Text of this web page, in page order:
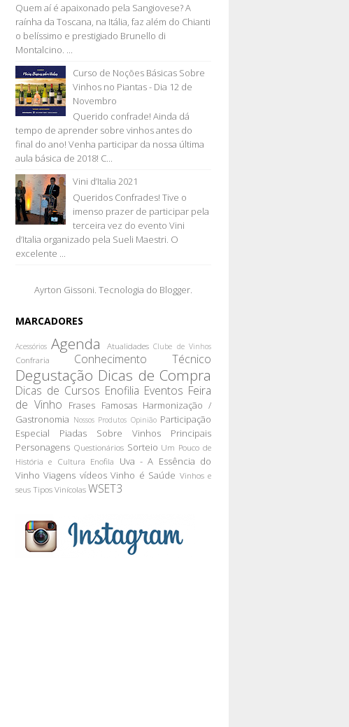
Quem aí é apaixonado pela Sangiovese? A
raínha da Toscana, na Itália, faz além do Chianti
o belíssimo e prestigiado Brunello di
Montalcino. ...
Curso de Noções Básicas Sobre
Vinhos no Piantas - Dia 12 de
Novembro
Querido confrade! Ainda dá
tempo de aprender sobre vinhos antes do
final do ano! Venha participar da nossa última
aula básica de 2018! C...
Vini d’Italia 2021
Queridos Confrades! Tive o
imenso prazer de participar pela
terceira vez do evento Vini
d’Italia organizado pela Sueli Maestri. O
excelente ...
Ayrton Gissoni. Tecnologia do Blogger.
MARCADORES
Acessórios Agenda Atualidades Clube de Vinhos
Confraria Conhecimento Técnico
Degustação Dicas de Compra
Dicas de Cursos Enofilia Eventos Feira
de Vinho
Frases Famosas Harmonização /
Gastronomia Nossos Produtos Opinião Participação
Especial
Piadas Sobre Vinhos
Principais
Personagens Questionários Sorteio Um Pouco de
História e Cultura Enofila
Uva - A Essência do
Vinho Viagens vídeos Vinho é Saúde Vinhos e
seus TiposVinícolasWSET3